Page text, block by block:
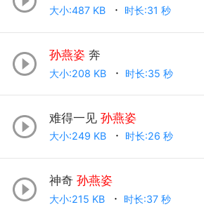
大小:487 KB 时长:31 秒
孙燕姿奔
大小:208 KB 时长:35 秒
难得一见 孙燕姿
大小:249 KB 时长:26 秒
神奇 孙燕姿
大小:215 KB 时长:37 秒